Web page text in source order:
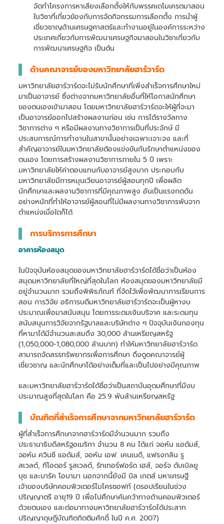
จัดทำโครงการหาเสียงเลือกตั้งให้กับพรรคเดโมเครตมาสอน
ในวิชาที่เกี่ยวข้องกับการจัดกิจกรรมการเลือกตั้ง การนำผู้
เชี่ยวชาญด้านเศรษฐศาสตร์และทำงานอยู่ในองค์การระหว่าง
ประเทศเกี่ยวกับการพัฒนาเศรษฐกิจมาสอนในวิชาเกี่ยวกับ
การพัฒนาเศรษฐกิจ เป็นต้น
ด้านคณาจารย์ของมหาวิทยาลัยฮาร์วาร์ด
มหาวิทยาลัยฮาร์วาร์ดจะไม่รับนักศึกษาที่เพิ่งสำเร็จการศึกษาใหม่
มาเป็นอาจารย์ ซึ่งต่างจากมหาวิทยาลัยอื่นที่ให้โอกาสนักศึกษา
ของตนเองเข้ามาสอน โดยมหาวิทยาลัยฮาร์วาร์ดจะให้ผู้ที่จะมา
เป็นอาจารย์ออกไปสร้างผลงานก่อน เช่น การได้รางวัลทาง
วิชาการต่าง ๆ หรือมีผลงานทางวิชาการเป็นที่ประจักษ์ มี
ประสบการณ์การทำงานในสาขานั้นอย่างเฉพาะเจาะจง และที่
สำคัญอาจารย์ในมหาวิทยาลัยต้องแข่งขันกันรักษาตำแหน่งของ
ตนเอง โดยการสร้างผลงานวิชาการภายใน 5 ปี เพราะ
มหาวิทยาลัยให้ค่าตอบแทนกับอาจารย์สูงมาก ประกอบกับ
มหาวิทยาลัยมีการหมุนเวียนอาจารย์ผู้สอนทุกปี เพื่อผลิต
นักศึกษาและผลงานวิชาการที่มีคุณภาพสูง อันเป็นแรงกดดัน
อย่างหนักที่ทำให้อาจารย์ผู้สอนที่ไม่มีผลงานทางวิชาการพ้นจาก
ตำแหน่งเมื่อใดก็ได้
การบริการการศึกษา
อาคารห้องสมุด
ในปัจจุบันห้องสมุดของมหาวิทยาลัยฮาร์วาร์ดได้ชื่อว่าเป็นห้อง
สมุดมหาวิทยาลัยที่ใหญ่ที่สุดในโลก ห้องสมุดของมหาวิทยาลัยมี
อยู่จำนวนมาก รวมถึงพิพิธภัณฑ์ ที่จัดไว้เพื่อพัฒนาการเรียนการ
สอน การวิจัย อธิการบดีมหาวิทยาลัยฮาร์วาร์ดจะเป็นผู้หางบ
ประมาณเพื่อมาสนับสนุน โดยการระดมเงินบริจาค และระดมทุน
สนับสนุนการวิจัยจากรัฐบาลและบริษัทต่าง ๆ ปัจจุบันเงินกองทุน
ที่หามาได้มีจำนวนสะสมถึง 30,000 ล้านเหรียญสหรัฐ
(1,050,000-1,080,000 ล้านบาท) ทำให้มหาวิทยาลัยฮาร์วาร์ด
สามารถจัดสรรทรัพยากรเพื่อการศึกษา ดึงดูดคณาจารย์ผู้
เชี่ยวชาญ และนักศึกษาได้อย่างเต็มที่และเป็นไปอย่างมีคุณภาพ
และมหาวิทยาลัยฮาร์วาร์ดได้ชื่อว่าเป็นสถาบันอุดมศึกษาที่มีงบ
ประมาณสูงที่สุดในโลก คือ 25.9 พันล้านเหรียญสหรัฐ
บัณฑิตที่สำเร็จการศึกษาจากมหาวิทยาลัยฮาร์วาร์ด
ผู้ที่สำเร็จการศึกษาจากฮาร์วาร์ดมีจำนวนมาก รวมถึง
ประธานาธิบดีสหรัฐอเมริกา จำนวน 8 คน ได้แก่ จอห์น แอดัมส์,
จอห์น ควินซี แอดัมส์, จอห์น เอฟ. เคนเนดี, แฟรงกลิน รู
สเวลต์, ทีโอดอร์ รูสเวลต์, รัทเทอร์ฟอร์ด เฮส์, จอร์จ ดับเบิลยู.
บุช และบารัค โอบามา นอกจากนี้ยังมี บิล เกตส์ มหาเศรษฐี
เจ้าของบริษัทคอมพิวเตอร์ไมโครซอฟท์ (ดรอปเรียนในช่วง
ปริญญาตรี อายุ19 ปี เพื่อไปศึกษาค้นคว้าทางด้านคอมพิวเตอร์
ด้วยตนเอง และต่อมาทางมหาวิทยาลัยฮาร์วาร์ดได้ประสาท
ปริญญาดุษฎีบัณฑิตกิตติมศักดิ์ ในปี ค.ศ. 2007)